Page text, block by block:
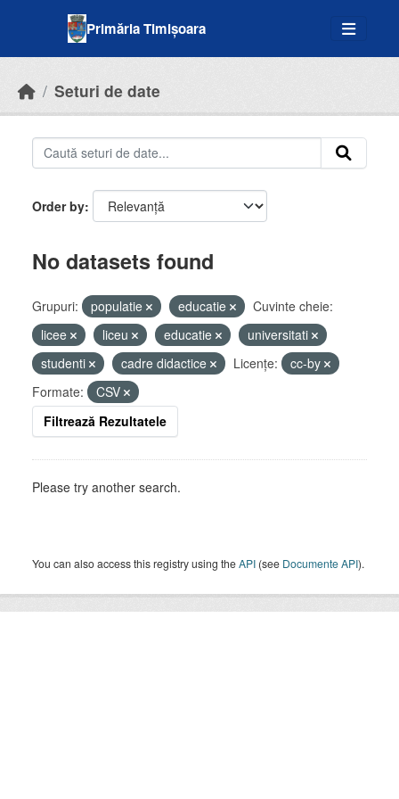
Primăria Timișoara
Seturi de date
Order by
No datasets found
Grupuri: populatie educatie
Cuvinte cheie:
licee
liceu educatie
universitati
studenti
cadre didactice Licenţe:
cc-by
Formate:
CSV
Filtrează Rezultatele
Please try another search.
You can also access this registry using theAPI (see Documente API).